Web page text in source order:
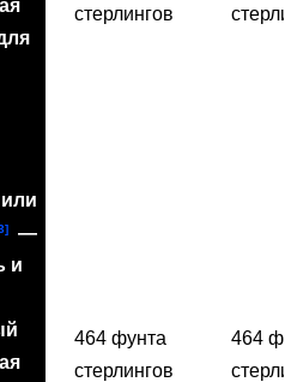
—
и
стерлингов
464 фунта
стерлингов
464